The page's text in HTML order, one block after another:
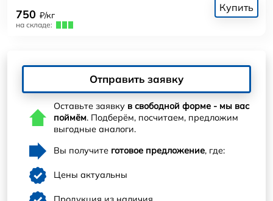
750 ₽/кг
на складе:
Купить
Отправить заявку
Оставьте заявку в свободной форме - мы вас
поймём. Подберём, посчитаем, предложим
выгодные аналоги.
Вы получите готовое предложение, где:
Цены актуальны